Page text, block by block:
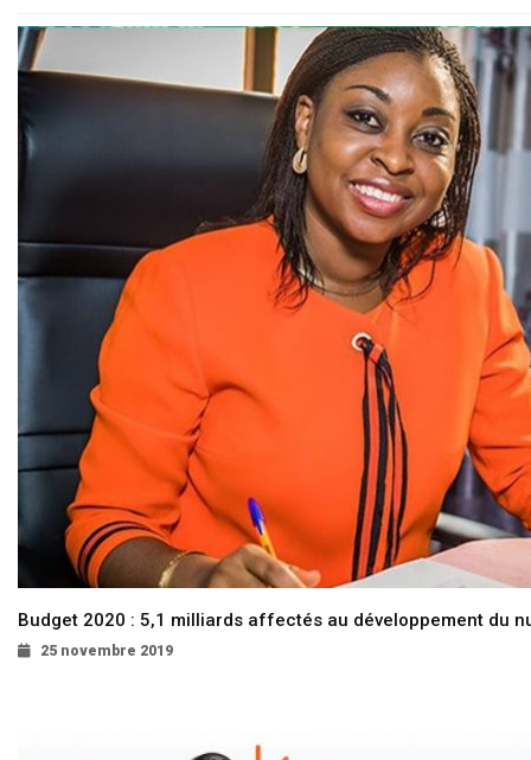
Budget 2020 : 5,1 milliards affectés au développement du
25 novembre 2019